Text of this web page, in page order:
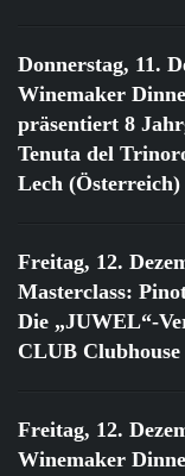
Donnerstag, 11.
Winemaker
präsentiert 8
Tenuta del
Lech (Österreich)
Freitag, 12.
Masterclass:
Die „JUWEL“-
CLUB
Freitag, 12.
Winemaker